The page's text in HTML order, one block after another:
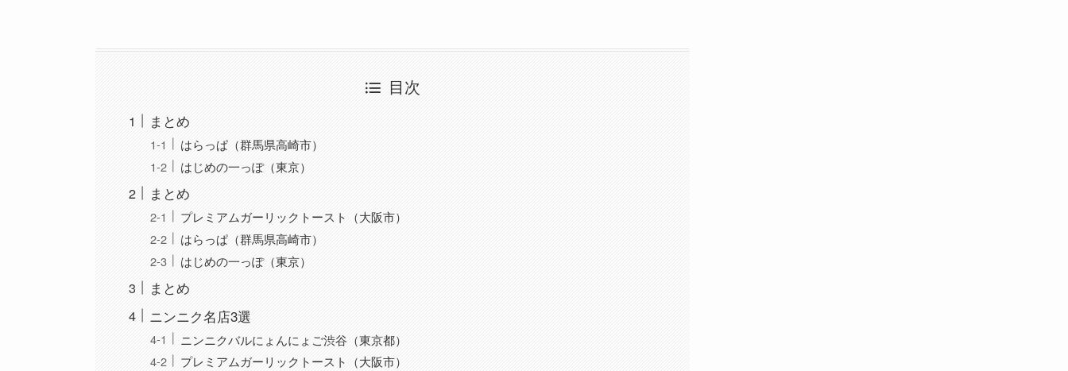
目次
まとめ
はらっぱ（群馬県高崎市）
はじめの一っぽ（東京）
まとめ
プレミアムガーリックトースト（大阪市）
はらっぱ（群馬県高崎市）
はじめの一っぽ（東京）
まとめ
ニンニク名店3選
ニンニクバルにょんにょご渋谷（東京都）
プレミアムガーリックトースト（大阪市）